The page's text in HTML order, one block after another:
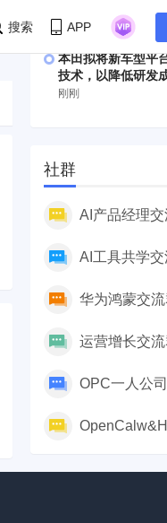
搜索 APP
刚刚
本田拟将新车型平
技术，以降低研发
刚刚
社群
AI产品经理
AI工具共学
华为鸿蒙交
运营增长交
OPC一人公